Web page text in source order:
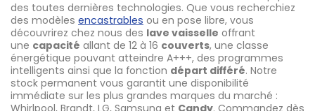
des toutes dernières technologies. Que vous recherchiez
des modèles encastrables ou en pose libre, vous
découvrirez chez nous des lave vaisselle offrant
une capacité allant de 12 à 16 couverts, une classe
énergétique pouvant atteindre A+++, des programmes
intelligents ainsi que la fonction départ différé. Notre
stock permanent vous garantit une disponibilité
immédiate sur les plus grandes marques du marché :
Whirlpool, Brandt, LG, Samsung et Candy. Commandez dès